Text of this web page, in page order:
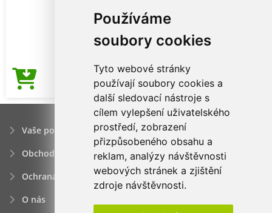
Používáme
soubory cookies
Tyto webové stránky
používají soubory cookies a
další sledovací nástroje s
cílem vylepšení uživatelského
prostředí, zobrazení
přizpůsobeného obsahu a
reklam, analýzy návštěvnosti
webových stránek a zjištění
zdroje návštěvnosti.
Cena od146,72Kč
Vaše poptávka
Obchodní podmínky
Ochrana osobních údajú
O nás